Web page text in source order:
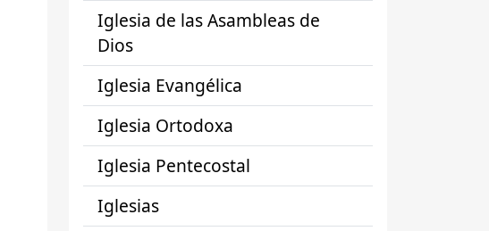
Iglesia de las Asambleas de
Dios
Iglesia Evangélica
Iglesia Ortodoxa
Iglesia Pentecostal
Iglesias